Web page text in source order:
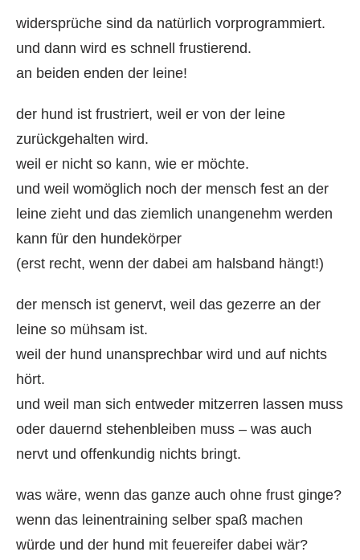
widersprüche sind da natürlich vorprogrammiert.
und dann wird es schnell frustierend.
an beiden enden der leine!
der hund ist frustriert, weil er von der leine
zurückgehalten wird.
weil er nicht so kann, wie er möchte.
und weil womöglich noch der mensch fest an der
leine zieht und das ziemlich unangenehm werden
kann für den hundekörper
(erst recht, wenn der dabei am halsband hängt!)
der mensch ist genervt, weil das gezerre an der
leine so mühsam ist.
weil der hund unansprechbar wird und auf nichts
hört.
und weil man sich entweder mitzerren lassen muss
oder dauernd stehenbleiben muss – was auch
nervt und offenkundig nichts bringt.
was wäre, wenn das ganze auch ohne frust ginge?
wenn das leinentraining selber spaß machen
würde und der hund mit feuereifer dabei wär?